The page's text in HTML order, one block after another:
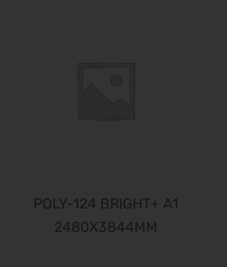
POLY-124 BRIGHT+ A1
2480X3844MM